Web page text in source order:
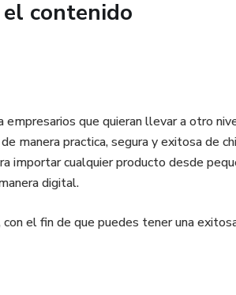
contenido
que quieran llevar a otro
manera practica, segura y exitosa de
importar cualquier producto desde
digital.
el fin de que puedes tener una